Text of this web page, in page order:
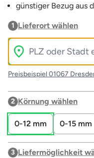
günstiger Bezug aus
1 Lieferort wählen
Preisbeispiel 01067
2 Körnung wählen
0-12 mm 0-15 mm
3 Liefermöglichkeit